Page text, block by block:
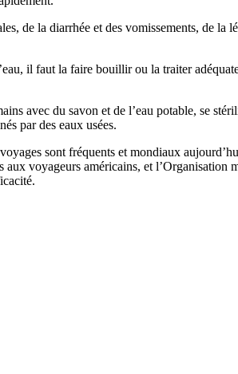
de la diarrhée et des vomissements, de la
il faut la faire bouillir ou la traiter
avec du savon et de l’eau potable, se
par des eaux usées.
sont fréquents et mondiaux
voyageurs américains, et l’Organisation